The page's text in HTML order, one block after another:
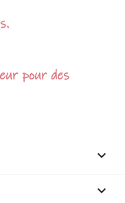
pour des

